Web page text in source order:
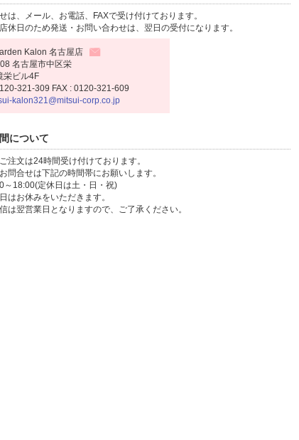
は、メール、お電話、FAXで受け付けております。
休日のため発送・お問い合わせは、翌日の受付になります。
Kalon 名古屋店
名古屋市中区栄
栄ビル4F
321-309 FAX : 0120-321-609
kalon321@mitsui-corp.co.jp
について
注文は24時間受け付けております。
問合せは下記の時間帯にお願いします。
18:00(定休日は土・日・祝)
はお休みをいただきます。
は翌営業日となりますので、ご了承ください。